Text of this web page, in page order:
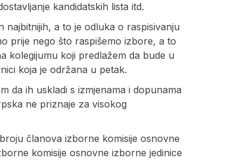
kandidatskih lista itd.
a to je odluka o raspisivanju
prije nego što raspišemo izbore, a to
kolegijumu koji predlažem da bude u
koja je održana u petak.
da ih uskladi s izmjenama i dopunama
ne priznaje za visokog
članova izborne komisije osnovne
komisije osnovne izborne jedinice